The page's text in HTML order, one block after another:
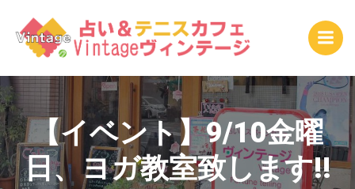
ン
テ
ツ
へ
ス
キ
ッ
プ
【イベント】9/10金曜
日、ヨガ教室致します!!